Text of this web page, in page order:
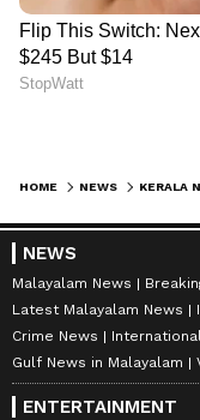
HOME NEWS KERALA
NEWS
Malayalam News
Latest Malayalam News
Crime News
Gulf News in Malayalam
ENTERTAINMENT